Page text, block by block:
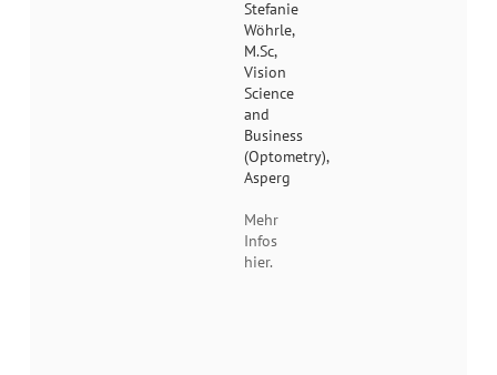
Stefanie
Wöhrle,
M.Sc,
Vision
Science
and
Business
(Optometry),
Asperg
Mehr
Infos
hier.